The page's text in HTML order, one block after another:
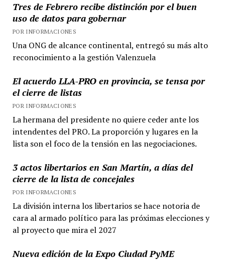
Tres de Febrero recibe distinción por el buen
uso de datos para gobernar
POR INFORMACIONES
Una ONG de alcance continental, entregó su más alto
reconocimiento a la gestión Valenzuela
El acuerdo LLA-PRO en provincia, se tensa por
el cierre de listas
POR INFORMACIONES
La hermana del presidente no quiere ceder ante los
intendentes del PRO. La proporción y lugares en la
lista son el foco de la tensión en las negociaciones.
3 actos libertarios en San Martín, a días del
cierre de la lista de concejales
POR INFORMACIONES
La división interna los libertarios se hace notoria de
cara al armado político para las próximas elecciones y
al proyecto que mira el 2027
Nueva edición de la Expo Ciudad PyME